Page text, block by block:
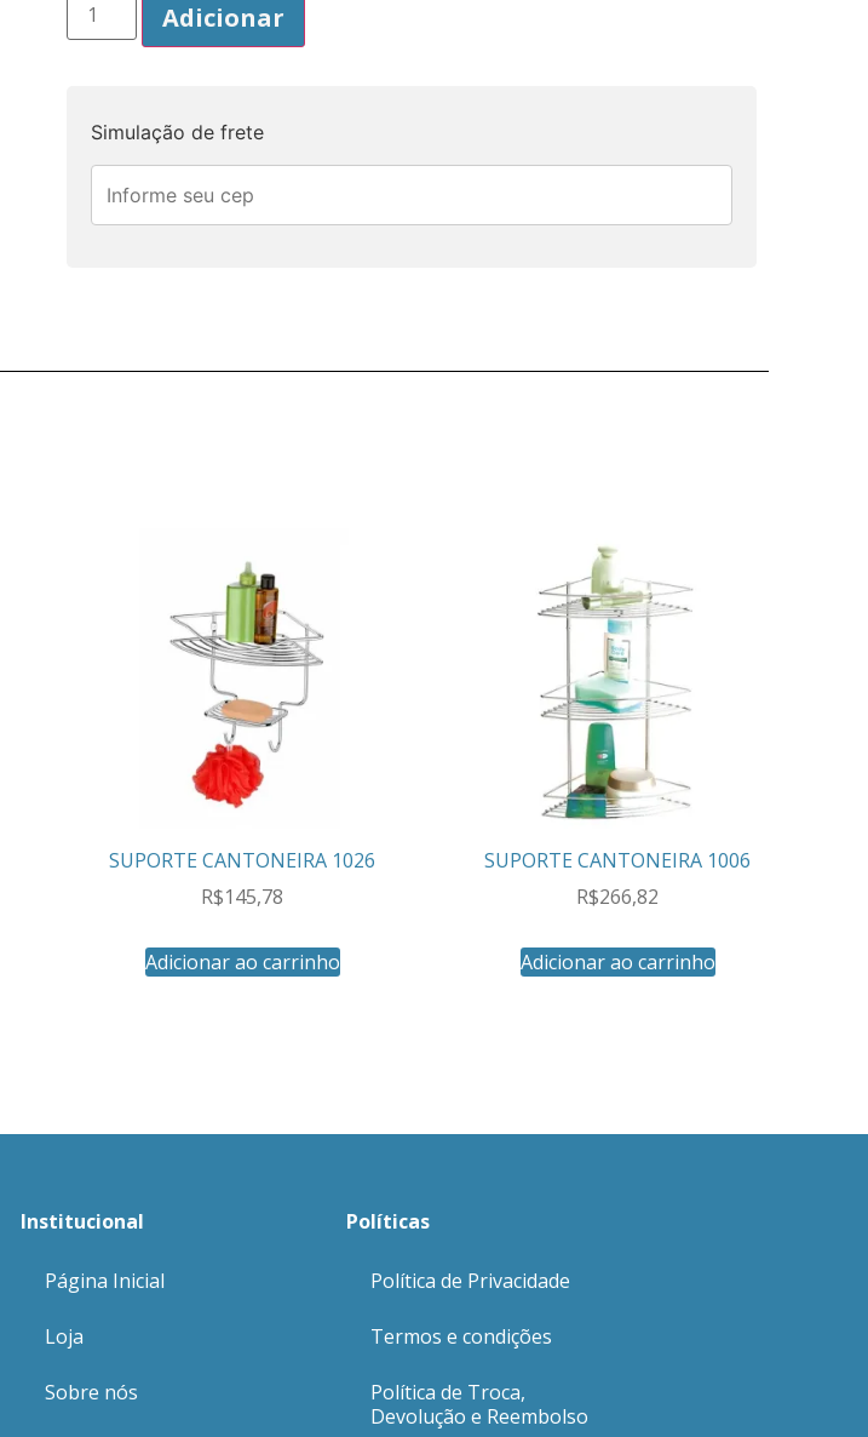
Adicionar
Simulação de frete
SUPORTE CANTONEIRA 1026
R$145,78
Adicionar ao carrinho
SUPORTE CANTONEIRA 1006
R$266,82
Adicionar ao carrinho
Institucional
Página Inicial
Loja
Sobre nós
Políticas
Política de Privacidade
Termos e condições
Política de Troca,
Devolução e Reembolso